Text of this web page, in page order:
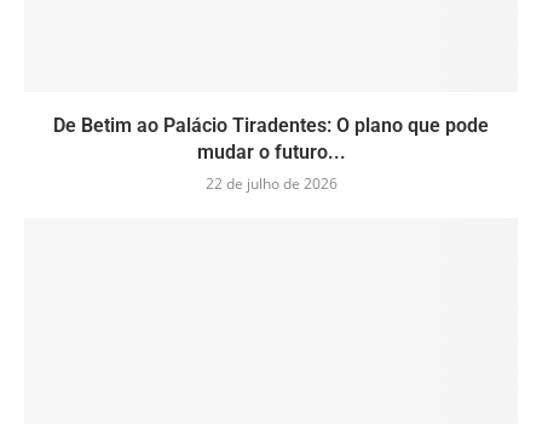
De Betim ao Palácio Tiradentes: O plano que pode
mudar o futuro...
22 de julho de 2026